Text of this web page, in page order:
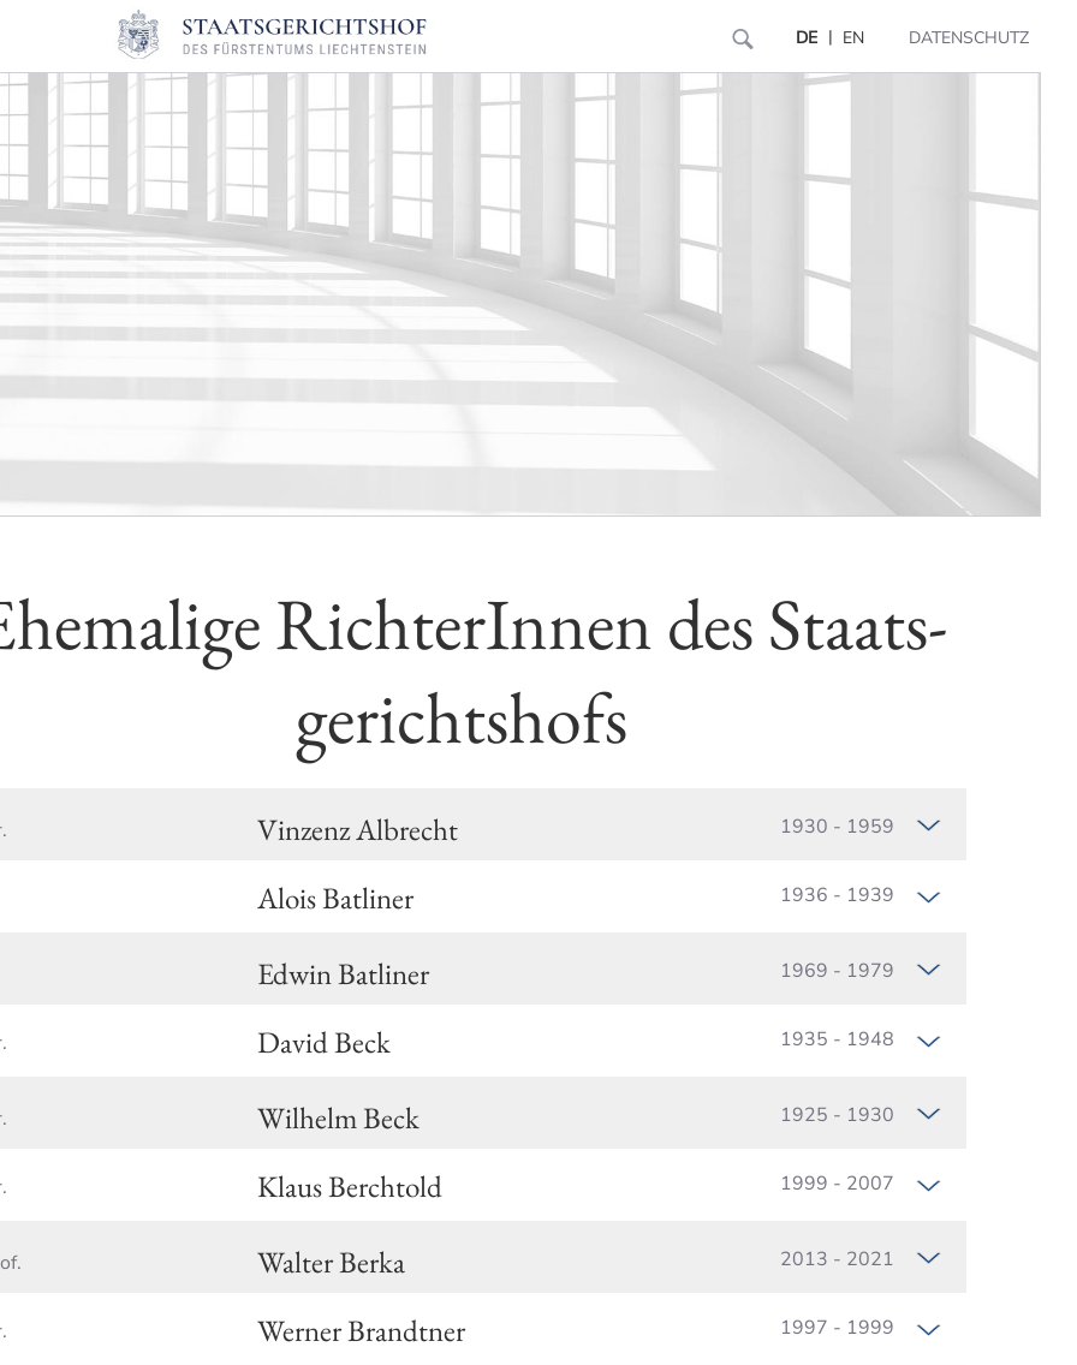
DE | EN DATENSCHUTZ
RichterInnen des Staats­
gerichtshofs
Vinzenz Albrecht 1930 - 1959
Alois Batliner 1936 - 1939
Edwin Batliner 1969 - 1979
David Beck 1935 - 1948
Wilhelm Beck 1925 - 1930
Klaus Berchtold 1999 - 2007
Walter Berka 2013 - 2021
Werner Brandtner 1997 - 1999